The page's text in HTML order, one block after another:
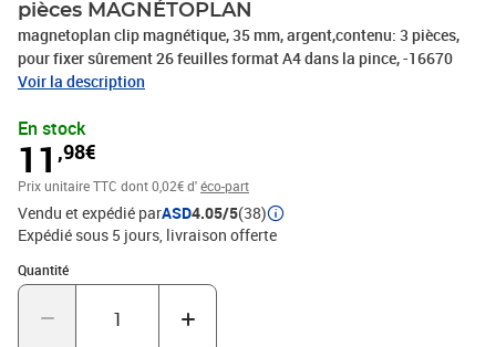
pièces MAGNÉTOPLAN
magnetoplan clip magnétique, 35 mm, argent,contenu: 3 pièces,
pour fixer sûrement 26 feuilles format A4 dans la pince, -16670
Voir la description
En stock
11 ,98€
Prix unitaire TTC dont 0,02€ d'éco-part
Vendu et expédié parASD4.05/5(38)
Expédié sous 5 jours livraison offerte
Quantité
Quantité : 1